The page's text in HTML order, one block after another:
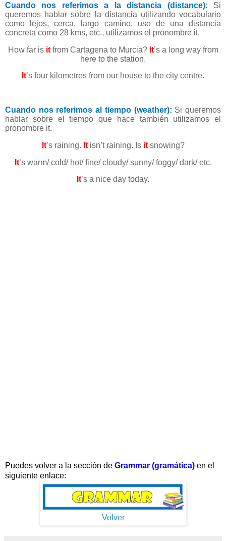
Cuando nos referimos a la distancia (distance): Si
queremos hablar sobre la distancia utilizando vocabulario
como lejos, cerca, largo camino, uso de una distancia
concreta como 28 kms, etc., utilizamos el pronombre it.
How far is itfrom Cartagena to Murcia? It’s a long way from
here to the station.
It’s four kilometres from our house to the city centre.
Cuando nos referimos al tiempo (weather): Si queremos
hablar sobre el tiempo que hace también utilizamos el
pronombre it.
It’s raining. Itisn’t raining. Is itsnowing?
It’s warm/ cold/ hot/ fine/ cloudy/ sunny/ foggy/ dark/ etc.
It’s a nice day today.
Puedes volver a la sección de Grammar (gramática) en el
siguiente enlace:
Volver